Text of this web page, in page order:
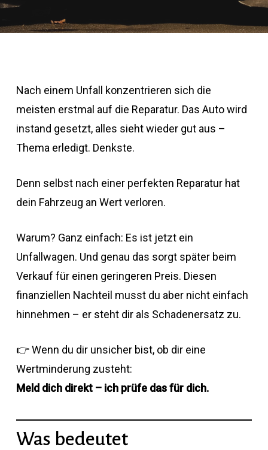
Nach einem Unfall konzentrieren sich die
meisten erstmal auf die Reparatur. Das Auto wird
instand gesetzt, alles sieht wieder gut aus –
Thema erledigt. Denkste.
Denn selbst nach einer perfekten Reparatur hat
dein Fahrzeug an Wert verloren.
Warum? Ganz einfach: Es ist jetzt ein
Unfallwagen. Und genau das sorgt später beim
Verkauf für einen geringeren Preis. Diesen
finanziellen Nachteil musst du aber nicht einfach
hinnehmen – er steht dir als Schadenersatz zu.
👉 Wenn du dir unsicher bist, ob dir eine
Wertminderung zusteht:
Meld dich direkt – ich prüfe das für dich.
Was bedeutet